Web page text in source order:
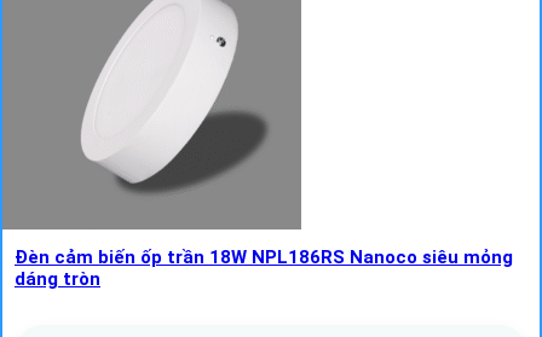
Đèn cảm biến ốp trần 18W NPL186RS Nanoco siêu mỏng
dáng tròn